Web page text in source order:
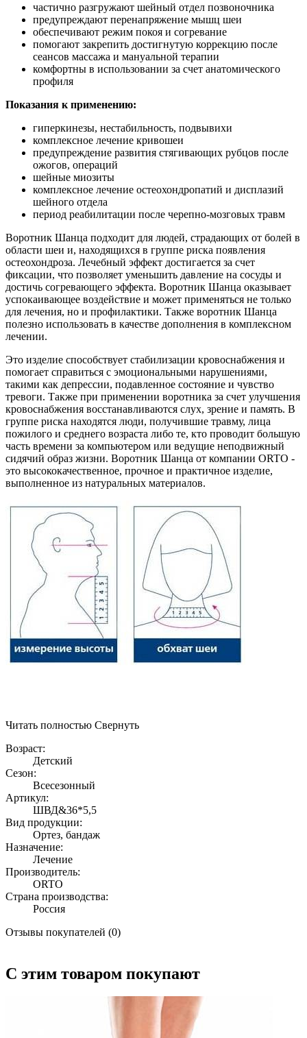
частично разгружают шейный отдел позвоночника
предупреждают перенапряжение мышц шеи
обеспечивают режим покоя и согревание
помогают закрепить достигнутую коррекцию после
сеансов массажа и мануальной терапии
комфортны в использовании за счет анатомического
профиля
Показания к применению:
гиперкинезы, нестабильность, подвывихи
комплексное лечение кривошеи
предупреждение развития стягивающих рубцов после
ожогов, операций
шейные миозиты
комплексное лечение остеохондропатий и дисплазий
шейного отдела
период реабилитации после черепно-мозговых травм
Воротник Шанца подходит для людей, страдающих от болей в
области шеи и, находящихся в группе риска появления
остеохондроза. Лечебный эффект достигается за счет
фиксации, что позволяет уменьшить давление на сосуды и
достичь согревающего эффекта. Воротник Шанца оказывает
успокаивающее воздействие и может применяться не только
для лечения, но и профилактики. Также воротник Шанца
полезно использовать в качестве дополнения в комплексном
лечении.
Это изделие способствует стабилизации кровоснабжения и
помогает справиться с эмоциональными нарушениями,
такими как депрессии, подавленное состояние и чувство
тревоги. Также при применении воротника за счет улучшения
кровоснабжения восстанавливаются слух, зрение и память. В
группе риска находятся люди, получившие травму, лица
пожилого и среднего возраста либо те, кто проводит большую
часть времени за компьютером или ведущие неподвижный
сидячий образ жизни. Воротник Шанца от компании ORTO -
это высококачественное, прочное и практичное изделие,
выполненное из натуральных материалов.
Читать полностью Свернуть
Возраст:
Детский
Сезон:
Всесезонный
Артикул:
ШВД&36*5,5
Вид продукции:
Ортез, бандаж
Назначение:
Лечение
Производитель:
ORTO
Страна производства:
Россия
Отзывы покупателей (0)
С этим товаром покупают